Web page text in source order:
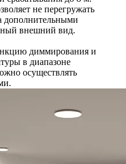
не перегружать
дополнительными
внешний вид.
диммирования и
в диапазоне
осуществлять